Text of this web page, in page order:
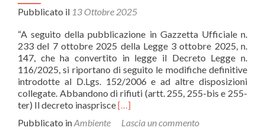
Pubblicato il 13 Ottobre 2025
“A seguito della pubblicazione in Gazzetta Ufficiale n.
233 del 7 ottobre 2025 della Legge 3 ottobre 2025, n.
147, che ha convertito in legge il Decreto Legge n.
116/2025, si riportano di seguito le modifiche definitive
introdotte al D.Lgs. 152/2006 e ad altre disposizioni
collegate. Abbandono di rifiuti (artt. 255, 255-bis e 255-
ter) Il decreto inasprisceLeggi
piùRIFIUTI:
[…]
Pubblicato inAmbiente Lascia un commento